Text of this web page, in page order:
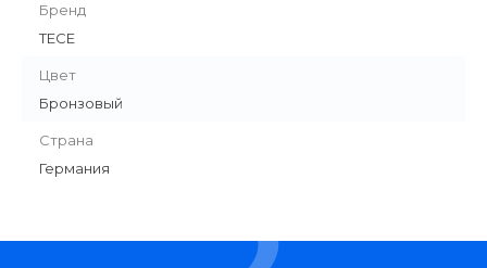
Бренд
TECE
Цвет
Бронзовый
Страна
Германия